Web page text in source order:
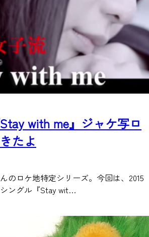
with me』ジャケ写ロ
たよ
のロケ地特定シリーズ。今回は、2015
シングル『Stay wit…